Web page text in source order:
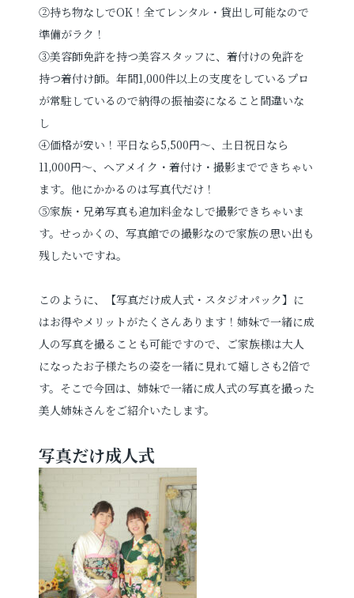
②持ち物なしでOK！全てレンタル・貸出し可能なので
準備がラク！
③美容師免許を持つ美容スタッフに、着付けの免許を
持つ着付け師。年間1,000件以上の支度をしているプロ
が常駐しているので納得の振袖姿になること間違いな
し
④価格が安い！平日なら5,500円～、土日祝日なら
11,000円～、ヘアメイク・着付け・撮影までできちゃい
ます。他にかかるのは写真代だけ！
⑤家族・兄弟写真も追加料金なしで撮影できちゃいま
す。せっかくの、写真館での撮影なので家族の思い出も
残したいですね。
このように、【写真だけ成人式・スタジオパック】に
はお得やメリットがたくさんあります！姉妹で一緒に成
人の写真を撮ることも可能ですので、ご家族様は大人
になったお子様たちの姿を一緒に見れて嬉しさも2倍で
す。そこで今回は、姉妹で一緒に成人式の写真を撮った
美人姉妹さんをご紹介いたします。
写真だけ成人式